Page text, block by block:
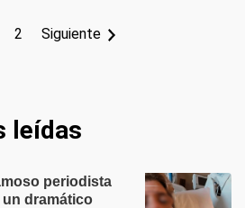
2 Siguiente
leídas
periodista
dramático